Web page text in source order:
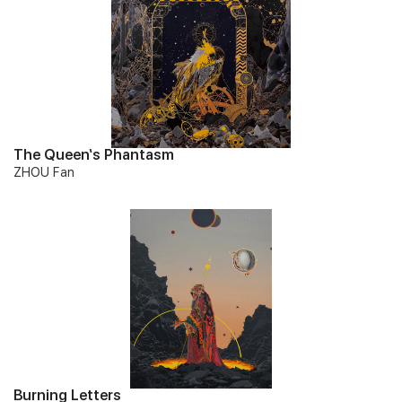
The Queen‘s Phantasm
ZHOU Fan
Burning Letters